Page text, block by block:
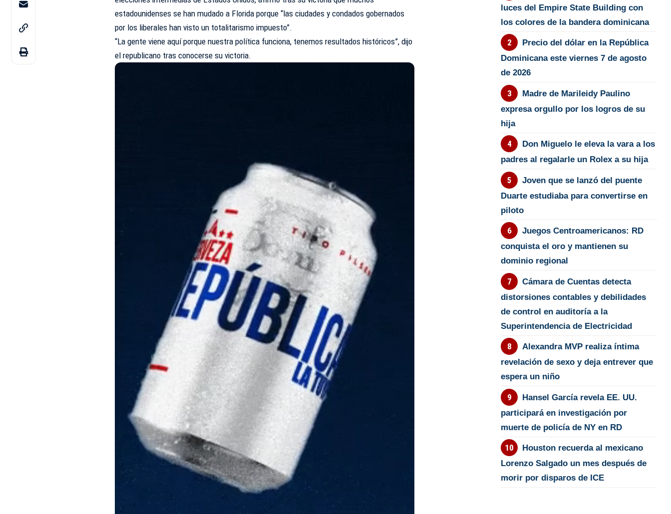
estadounidenses se han mudado a Florida porque “las ciudades y condados gobernados
por los liberales han visto un totalitarismo impuesto”.
“La gente viene aquí porque nuestra política funciona, tenemos resultados históricos”, dijo
el republicano tras conocerse su victoria.
luces del Empire State Building con
los colores de la bandera dominicana
Precio del dólar en la República
Dominicana este viernes 7 de agosto
de 2026
Madre de Marileidy Paulino
expresa orgullo por los logros de su
hija
Don Miguelo le eleva la vara a los
padres al regalarle un Rolex a su hija
Joven que se lanzó del puente
Duarte estudiaba para convertirse en
piloto
Juegos Centroamericanos: RD
conquista el oro y mantienen su
dominio regional
Cámara de Cuentas detecta
distorsiones contables y debilidades
de control en auditoría a la
Superintendencia de Electricidad
Alexandra MVP realiza íntima
revelación de sexo y deja entrever que
espera un niño
Hansel García revela EE. UU.
participará en investigación por
muerte de policía de NY en RD
Houston recuerda al mexicano
Lorenzo Salgado un mes después de
morir por disparos de ICE